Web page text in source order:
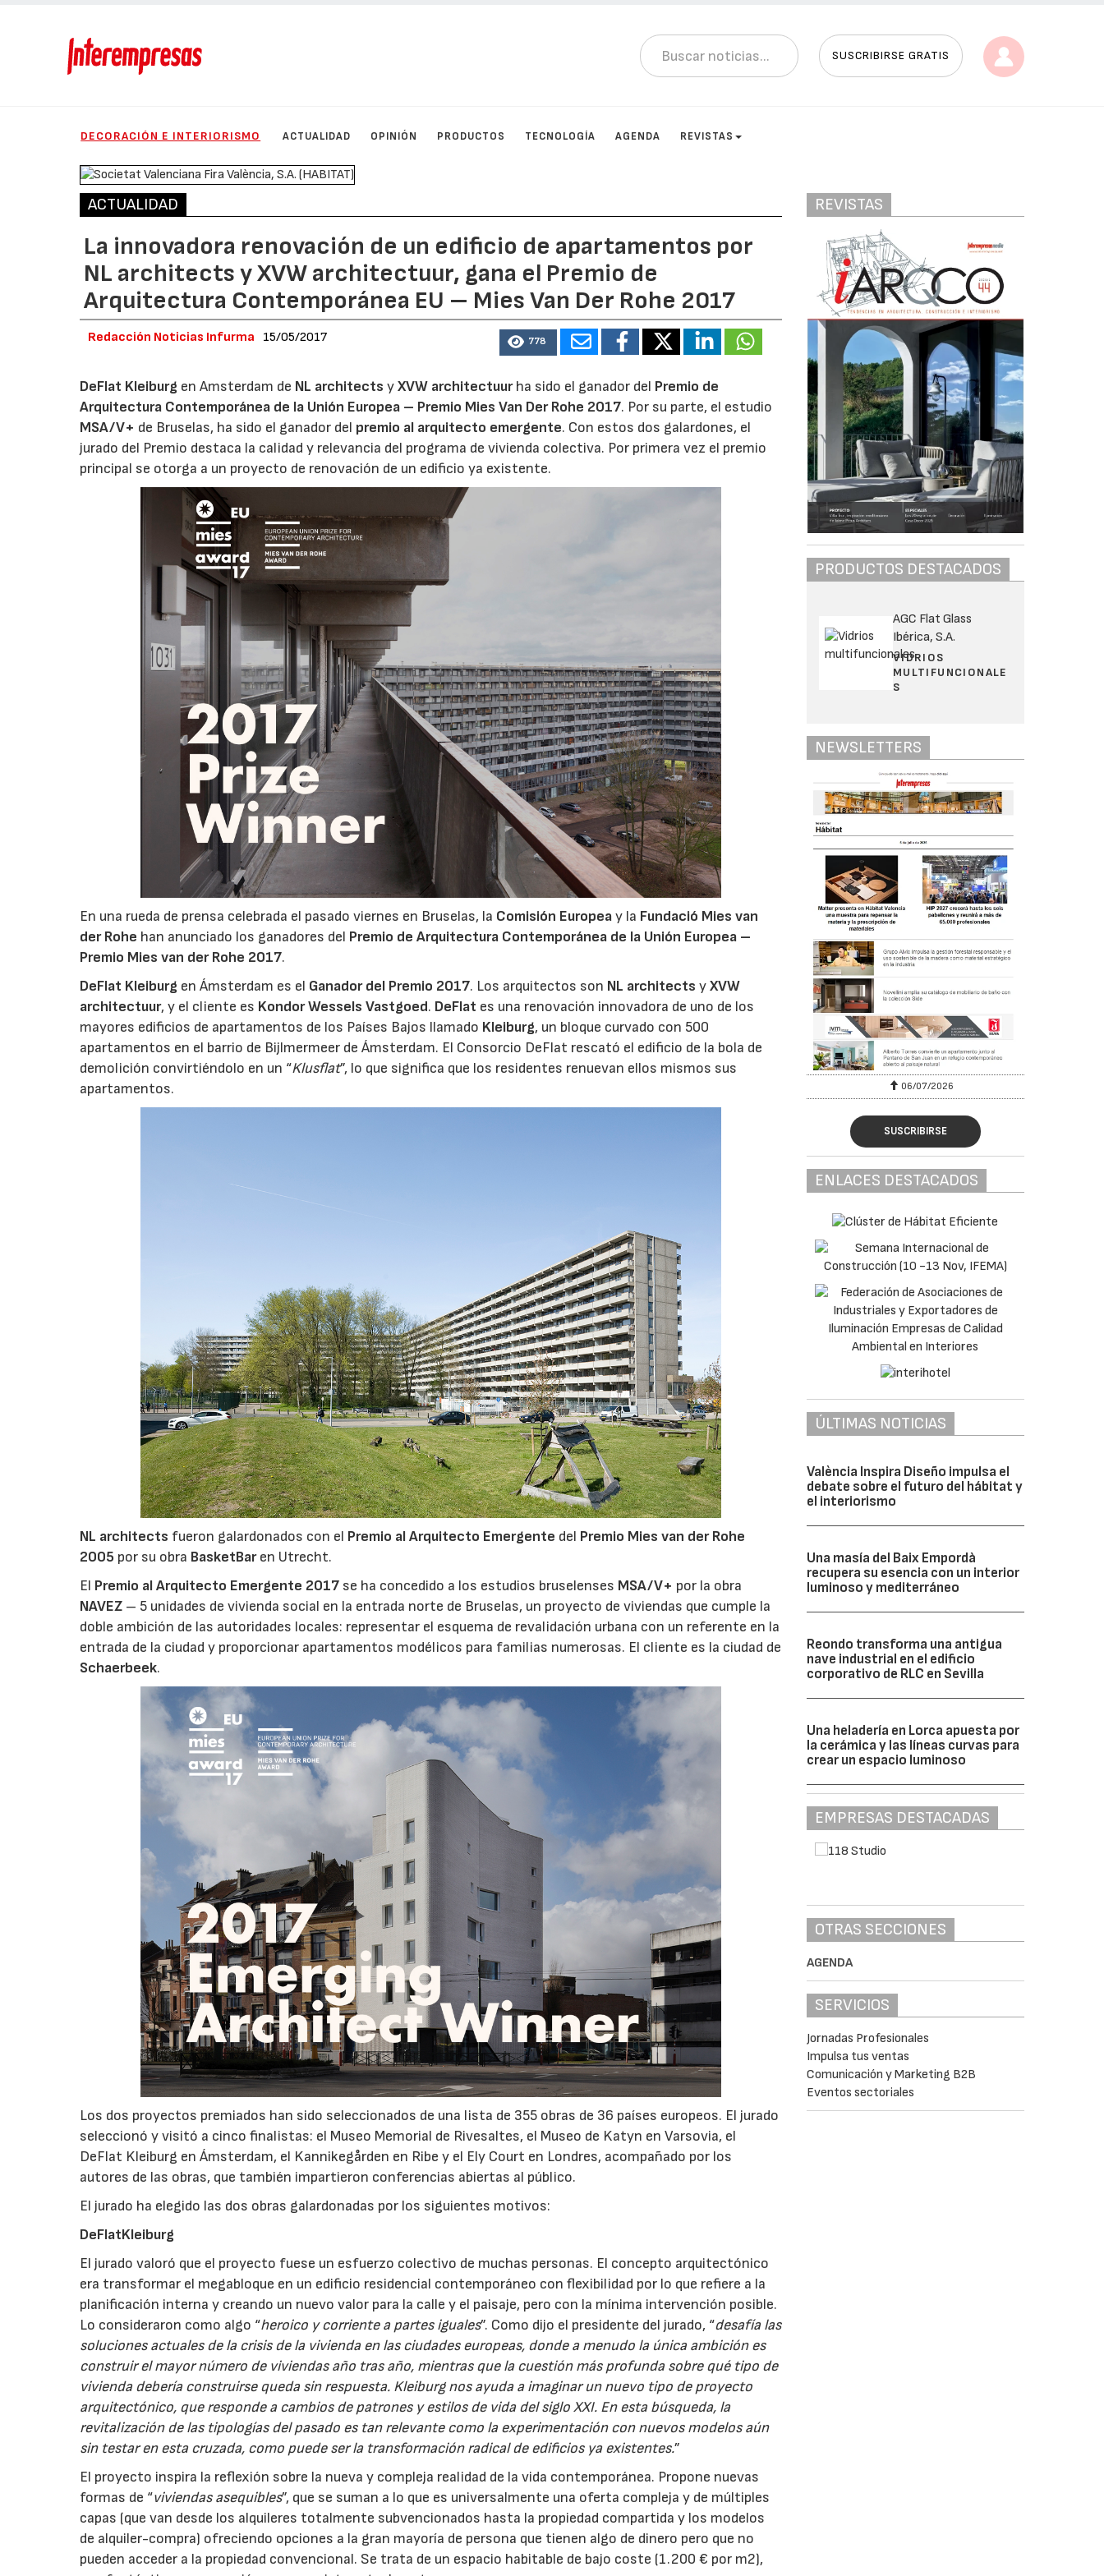
SUSCRIBIRSE GRATIS
DECORACIÓN E INTERIORISMO ACTUALIDAD OPINIÓN PRODUCTOS TECNOLOGÍA AGENDA REVISTAS
ACTUALIDAD
La innovadora renovación de un edificio de apartamentos por
NL architects y XVW architectuur, gana el Premio de
Arquitectura Contemporánea EU – Mies Van Der Rohe 2017
Redacción Noticias Infurma 15/05/2017 778
DeFlat Kleiburg en Amsterdam de NL architects yXVW architectuurha sido el ganador del Premio de
Arquitectura Contemporánea de la Unión Europea – Premio Mies Van Der Rohe 2017. Por su parte, el estudio
MSA/V+ de Bruselas, ha sido el ganador del premio al arquitecto emergente. Con estos dos galardones, el
jurado del Premio destaca la calidad y relevancia del programa de vivienda colectiva. Por primera vez el premio
principal se otorga a un proyecto de renovación de un edificio ya existente.
En una rueda de prensa celebrada el pasado viernes en Bruselas, la Comisión Europeay la Fundació Mies van
der Rohe han anunciado los ganadores del Premio de Arquitectura Contemporánea de la Unión Europea –
Premio Mies van der Rohe 2017.
DeFlat Kleiburg en Ámsterdam es el Ganador del Premio 2017. Los arquitectos son NL architects yXVW
architectuur, y el cliente es Kondor Wessels Vastgoed. DeFlat es una renovación innovadora de uno de los
mayores edificios de apartamentos de los Países Bajos llamado Kleiburg, un bloque curvado con 500
apartamentos en el barrio de Bijlmermeer de Ámsterdam. El Consorcio DeFlat rescató el edificio de la bola de
demolición convirtiéndolo en un “Klusflat”, lo que significa que los residentes renuevan ellos mismos sus
apartamentos.
NL architects fueron galardonados con el Premio al Arquitecto Emergente del Premio Mies van der Rohe
2005 por su obra BasketBaren Utrecht.
El Premio al Arquitecto Emergente 2017 se ha concedido a los estudios bruselenses MSA/V+ por la obra
NAVEZ – 5 unidades de vivienda social en la entrada norte de Bruselas, un proyecto de viviendas que cumple la
doble ambición de las autoridades locales: representar el esquema de revalidación urbana con un referente en la
entrada de la ciudad y proporcionar apartamentos modélicos para familias numerosas. El cliente es la ciudad de
Schaerbeek.
Los dos proyectos premiados han sido seleccionados de una lista de 355 obras de 36 países europeos. El jurado
seleccionó y visitó a cinco finalistas: el Museo Memorial de Rivesaltes, el Museo de Katyn en Varsovia, el
DeFlat Kleiburg en Ámsterdam, el Kannikegården en Ribe y el Ely Court en Londres, acompañado por los
autores de las obras, que también impartieron conferencias abiertas al público.
El jurado ha elegido las dos obras galardonadas por los siguientes motivos:
DeFlatKleiburg
El jurado valoró que el proyecto fuese un esfuerzo colectivo de muchas personas. El concepto arquitectónico
era transformar el megabloque en un edificio residencial contemporáneo con flexibilidad por lo que refiere a la
planificación interna y creando un nuevo valor para la calle y el paisaje, pero con la mínima intervención posible.
Lo consideraron como algo “heroico y corriente a partes iguales”. Como dijo el presidente del jurado, “desafía las
soluciones actuales de la crisis de la vivienda en las ciudades europeas, donde a menudo la única ambición es
construir el mayor número de viviendas año tras año, mientras que la cuestión más profunda sobre qué tipo de
vivienda debería construirse queda sin respuesta. Kleiburg nos ayuda a imaginar un nuevo tipo de proyecto
arquitectónico, que responde a cambios de patrones y estilos de vida del siglo XXI. En esta búsqueda, la
revitalización de las tipologías del pasado es tan relevante como la experimentación con nuevos modelos aún
sin testar en esta cruzada, como puede ser la transformación radical de edificios ya existentes.”
El proyecto inspira la reflexión sobre la nueva y compleja realidad de la vida contemporánea. Propone nuevas
formas de “viviendas asequibles”, que se suman a lo que es universalmente una oferta compleja y de múltiples
capas (que van desde los alquileres totalmente subvencionados hasta la propiedad compartida y los modelos
de alquiler-compra) ofreciendo opciones a la gran mayoría de persona que tienen algo de dinero pero que no
pueden acceder a la propiedad convencional. Se trata de un espacio habitable de bajo coste (1.200 € por m2),
REVISTAS
PRODUCTOS DESTACADOS
AGC Flat Glass
Ibérica, S.A.
VIDRIOS
MULTIFUNCIONALE
S
NEWSLETTERS
SUSCRIBIRSE
ENLACES DESTACADOS
ÚLTIMAS NOTICIAS
València Inspira Diseño impulsa el
debate sobre el futuro del hábitat y
el interiorismo
Una masía del Baix Empordà
recupera su esencia con un interior
luminoso y mediterráneo
Reondo transforma una antigua
nave industrial en el edificio
corporativo de RLC en Sevilla
Una heladería en Lorca apuesta por
la cerámica y las líneas curvas para
crear un espacio luminoso
EMPRESAS DESTACADAS
OTRAS SECCIONES
AGENDA
SERVICIOS
Jornadas Profesionales
Impulsa tus ventas
Comunicación y Marketing B2B
Eventos sectoriales